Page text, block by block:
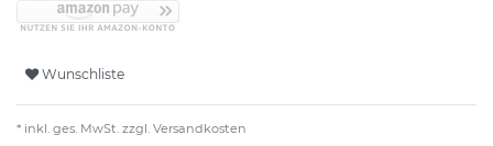
Wunschliste
* inkl. ges. MwSt. zzgl. Versandkosten